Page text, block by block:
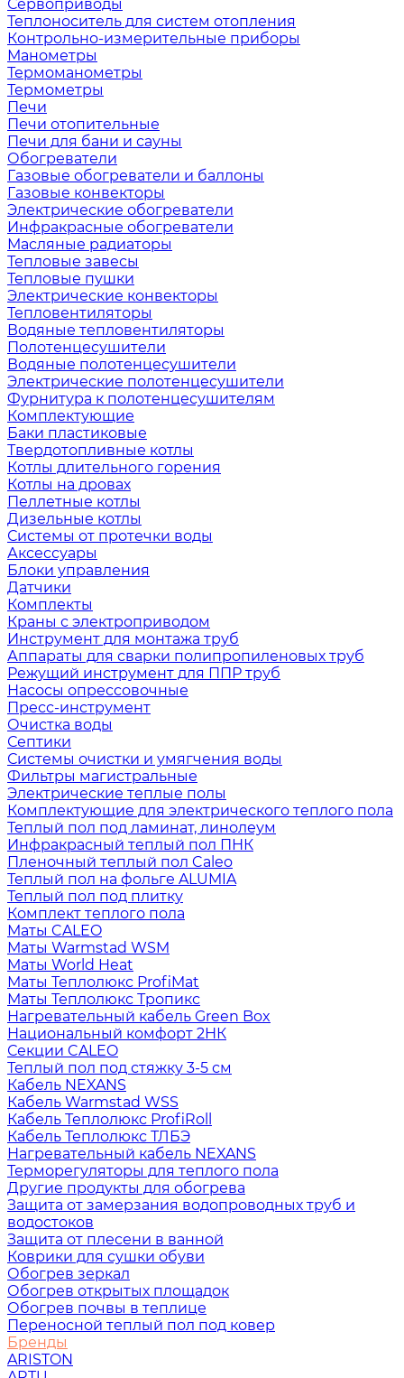
Сервоприводы
Теплоноситель для систем отопления
Контрольно-измерительные приборы
Манометры
Термоманометры
Термометры
Печи
Печи отопительные
Печи для бани и сауны
Обогреватели
Газовые обогреватели и баллоны
Газовые конвекторы
Электрические обогреватели
Инфракрасные обогреватели
Масляные радиаторы
Тепловые завесы
Тепловые пушки
Электрические конвекторы
Тепловентиляторы
Водяные тепловентиляторы
Полотенцесушители
Водяные полотенцесушители
Электрические полотенцесушители
Фурнитура к полотенцесушителям
Комплектующие
Баки пластиковые
Твердотопливные котлы
Котлы длительного горения
Котлы на дровах
Пеллетные котлы
Дизельные котлы
Системы от протечки воды
Аксессуары
Блоки управления
Датчики
Комплекты
Краны с электроприводом
Инструмент для монтажа труб
Аппараты для сварки полипропиленовых труб
Режущий инструмент для ППР труб
Насосы опрессовочные
Пресс-инструмент
Очистка воды
Септики
Системы очистки и умягчения воды
Фильтры магистральные
Электрические теплые полы
Комплектующие для электрического теплого пола
Теплый пол под ламинат, линолеум
Инфракрасный теплый пол ПНК
Пленочный теплый пол Caleo
Теплый пол на фольге ALUMIA
Теплый пол под плитку
Комплект теплого пола
Маты CALEO
Маты Warmstad WSM
Маты World Heat
Маты Теплолюкс ProfiMat
Маты Теплолюкс Тропикс
Нагревательный кабель Green Box
Национальный комфорт 2НК
Секции CALEO
Теплый пол под стяжку 3-5 см
Кабель NEXANS
Кабель Warmstad WSS
Кабель Теплолюкс ProfiRoll
Кабель Теплолюкс ТЛБЭ
Нагревательный кабель NEXANS
Терморегуляторы для теплого пола
Другие продукты для обогрева
Защита от замерзания водопроводных труб и
водостоков
Защита от плесени в ванной
Коврики для сушки обуви
Обогрев зеркал
Обогрев открытых площадок
Обогрев почвы в теплице
Переносной теплый пол под ковер
Бренды
ARISTON